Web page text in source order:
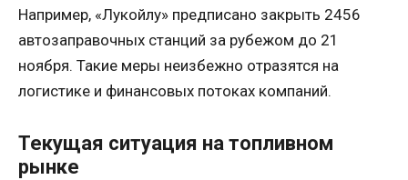
Например, «Лукойлу» предписано закрыть 2456
автозаправочных станций за рубежом до 21
ноября. Такие меры неизбежно отразятся на
логистике и финансовых потоках компаний.
Текущая ситуация на топливном
рынке